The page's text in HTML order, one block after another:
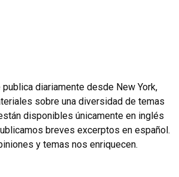
publica diariamente desde New York,
sobre una diversidad de temas
disponibles únicamente en inglés
breves excerptos en español.
y temas nos enriquecen.